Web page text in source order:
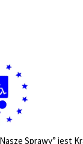
Sprawy” jest